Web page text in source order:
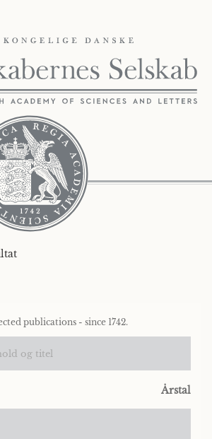
publications - since 1742.
Årstal